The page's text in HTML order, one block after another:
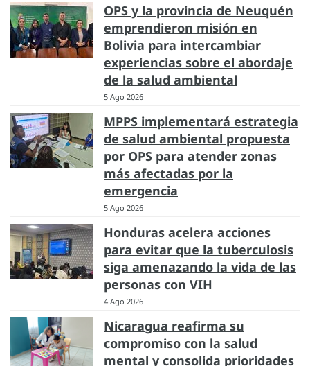
OPS y la provincia de Neuquén
emprendieron misión en
Bolivia para intercambiar
experiencias sobre el abordaje
de la salud ambiental
5 Ago 2026
MPPS implementará estrategia
de salud ambiental propuesta
por OPS para atender zonas
más afectadas por la
emergencia
5 Ago 2026
Honduras acelera acciones
para evitar que la tuberculosis
siga amenazando la vida de las
personas con VIH
4 Ago 2026
Nicaragua reafirma su
compromiso con la salud
mental y consolida prioridades